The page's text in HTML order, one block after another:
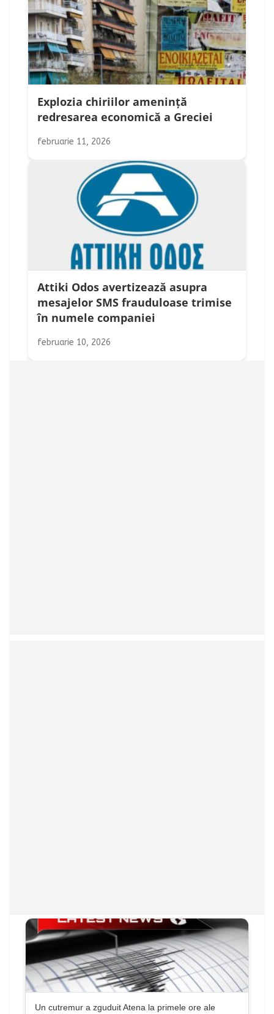
Explozia chiriilor amenință
redresarea economică a Greciei
februarie 11, 2026
Attiki Odos avertizează asupra
mesajelor SMS frauduloase trimise
în numele companiei
februarie 10, 2026
Un cutremur a zguduit Atena la primele ore ale